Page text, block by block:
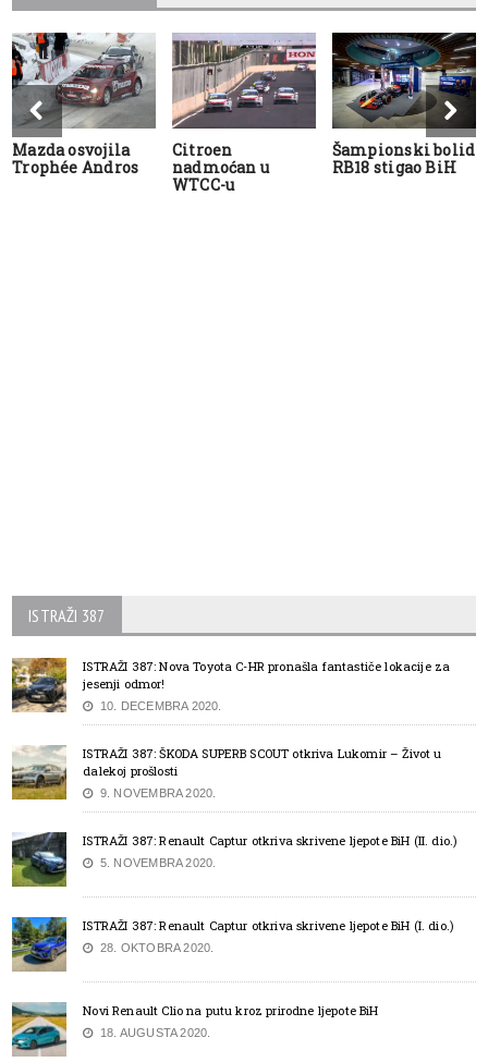
Mazda osvojila
Trophée Andros
Citroen
nadmoćan u
WTCC-u
Šampionski bolid
RB18 stigao BiH
ISTRAŽI 387
ISTRAŽI 387: Nova Toyota C-HR pronašla fantastiče lokacije za
jesenji odmor!
10. DECEMBRA 2020.
ISTRAŽI 387: ŠKODA SUPERB SCOUT otkriva Lukomir – Život u
dalekoj prošlosti
9. NOVEMBRA 2020.
ISTRAŽI 387: Renault Captur otkriva skrivene ljepote BiH (II. dio.)
5. NOVEMBRA 2020.
ISTRAŽI 387: Renault Captur otkriva skrivene ljepote BiH (I. dio.)
28. OKTOBRA 2020.
Novi Renault Clio na putu kroz prirodne ljepote BiH
18. AUGUSTA 2020.